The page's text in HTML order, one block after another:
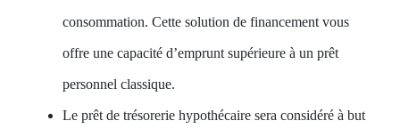
consommation. Cette solution de financement vous
offre une capacité d’emprunt supérieure à un prêt
personnel classique.
Le prêt de trésorerie hypothécaire sera considéré à but